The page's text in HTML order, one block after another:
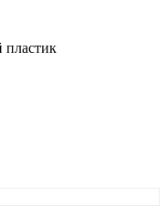
пластик